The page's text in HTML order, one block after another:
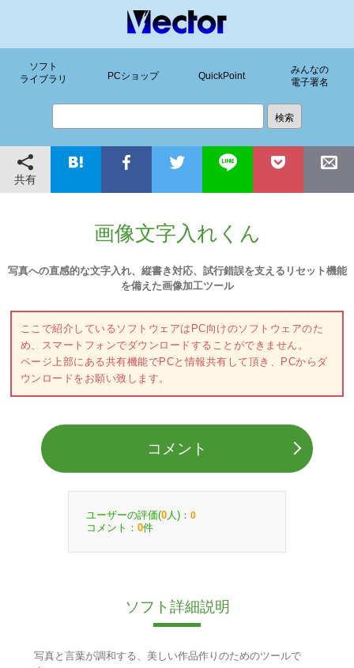
ソフト
ライブラリ
PCショップ QuickPoint
みんなの
電子署名
共有
画像文字入れくん
写真への直感的な文字入れ、縦書き対応、試行錯誤を支えるリセット機能
を備えた画像加工ツール
ここで紹介しているソフトウェアはPC向けのソフトウェアのた
め、スマートフォンでダウンロードすることができません。
ページ上部にある共有機能でPCと情報共有して頂き、PCからダ
ウンロードをお願い致します。
コメント
ユーザーの評価(0 人)： 0
コメント： 0件
ソフト詳細説明
写真と言葉が調和する、美しい作品作りのためのツールで